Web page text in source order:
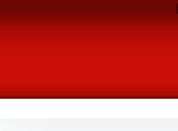
überspringen
Landknirpse –